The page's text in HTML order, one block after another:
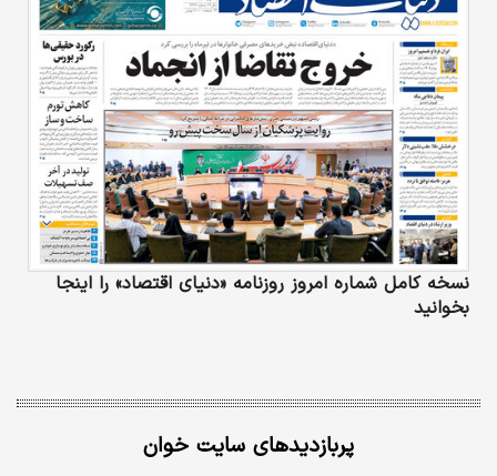
نسخه کامل شماره امروز روزنامه «دنیای‌ اقتصاد» را اینجا
بخوانید
پربازدیدهای سایت خوان